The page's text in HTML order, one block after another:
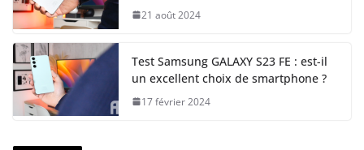
21 août 2024
Test Samsung GALAXY S23 FE : est-il
un excellent choix de smartphone ?
17 février 2024